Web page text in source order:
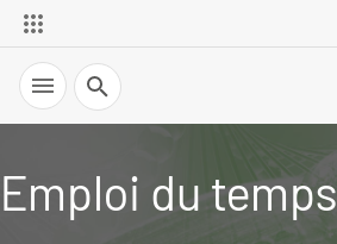
Recherche
Emploi du temps